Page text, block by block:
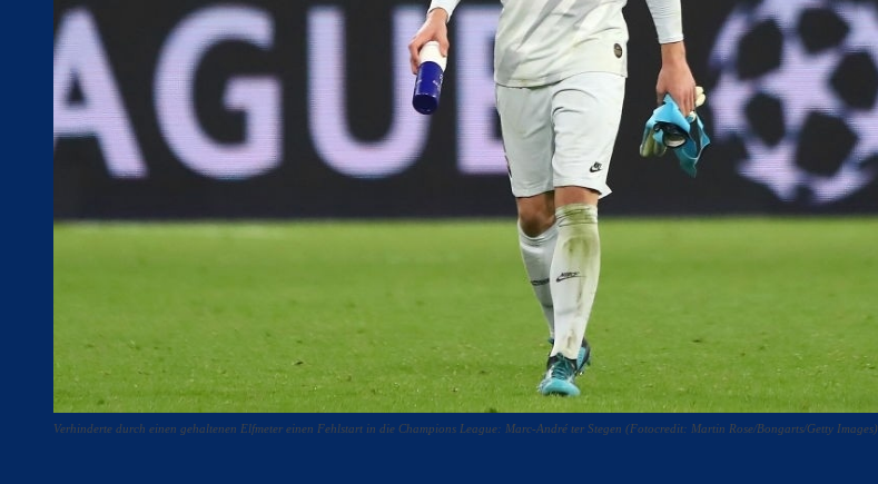
Verhinderte durch einen gehaltenen Elfmeter einen Fehlstart in die Champions League: Marc-André ter Stegen (Fotocredit: Martin Rose/Bongarts/Getty Images)